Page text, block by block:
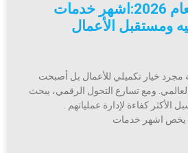
الدليل الشامل لعام 2026:اشهر خدمات
ومستقبل الأعمال
مجرد خيار تكميلي للأعمال بل أصبحت
ومع تسارع التحول الرقمي، يبحث
الأكثر كفاءة لإدارة عملياتهم .
اشهر خدمات